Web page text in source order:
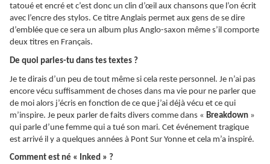
tatoué et encré et c’est donc un clin d’œil aux chansons que l’on écrit
avec l’encre des stylos. Ce titre Anglais permet aux gens de se dire
d’emblée que ce sera un album plus Anglo-saxon même s’il comporte
deux titres en Français.
De quoi parles-tu dans tes textes ?
Je te dirais d’un peu de tout même si cela reste personnel. Je n’ai pas
encore vécu suffisamment de choses dans ma vie pour ne parler que
de moi alors j’écris en fonction de ce que j’ai déjà vécu et ce qui
m’inspire. Je peux parler de faits divers comme dans « Breakdown »
qui parle d’une femme qui a tué son mari. Cet événement tragique
est arrivé il y a quelques années à Pont Sur Yonne et cela m’a inspiré.
Comment est né « Inked » ?